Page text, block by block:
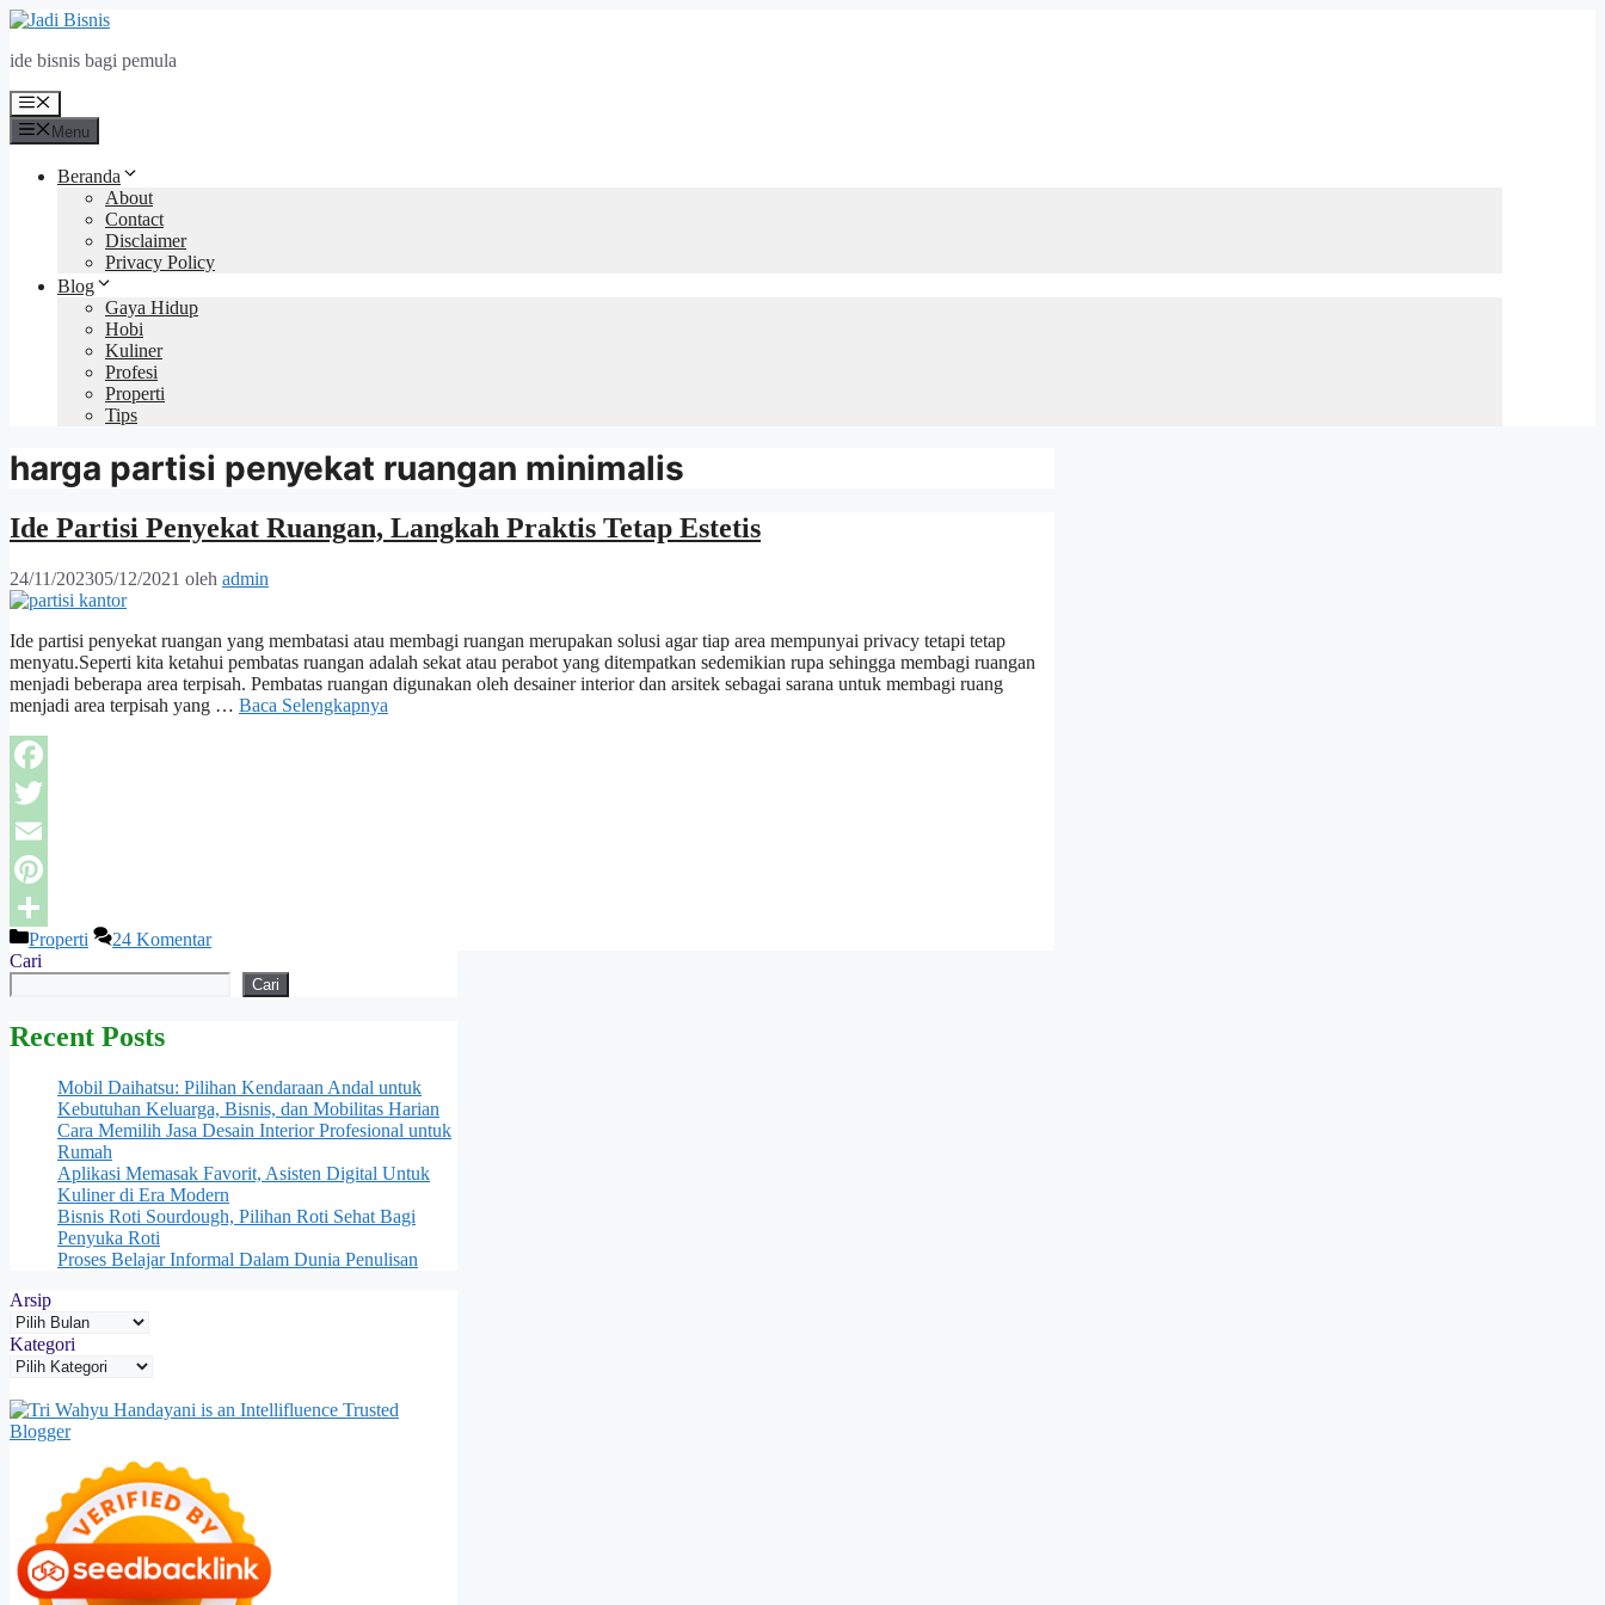
Langsung
isi
ide bisnis bagi pemula
Menu
Menu
Beranda
About
Contact
Disclaimer
Privacy Policy
Blog
Gaya Hidup
Hobi
Kuliner
Profesi
Properti
Tips
harga partisi penyekat ruangan minimalis
Ide Partisi Penyekat Ruangan, Langkah Praktis Tetap Estetis
24/11/202305/12/2021 oleh admin
Ide partisi penyekat ruangan yang membatasi atau membagi ruangan merupakan solusi agar tiap area mempunyai privacy tetapi tetap
menyatu.Seperti kita ketahui pembatas ruangan adalah sekat atau perabot yang ditempatkan sedemikian rupa sehingga membagi ruangan
menjadi beberapa area terpisah. Pembatas ruangan digunakan oleh desainer interior dan arsitek sebagai sarana untuk membagi ruang
menjadi area terpisah yang … Baca Selengkapnya
Facebook
Twitter
Email
Pinterest
Share
Kategori
Properti
24 Komentar
Cari
Cari
Recent Posts
Mobil Daihatsu: Pilihan Kendaraan Andal untuk
Kebutuhan Keluarga, Bisnis, dan Mobilitas Harian
Cara Memilih Jasa Desain Interior Profesional untuk
Rumah
Aplikasi Memasak Favorit, Asisten Digital Untuk
Kuliner di Era Modern
Bisnis Roti Sourdough, Pilihan Roti Sehat Bagi
Penyuka Roti
Proses Belajar Informal Dalam Dunia Penulisan
Arsip
Kategori